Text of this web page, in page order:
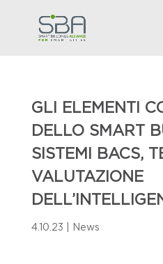
GLI ELEMENTI
DELLO SMART
SISTEMI BACS,
VALUTAZIONE
4.10.23 News